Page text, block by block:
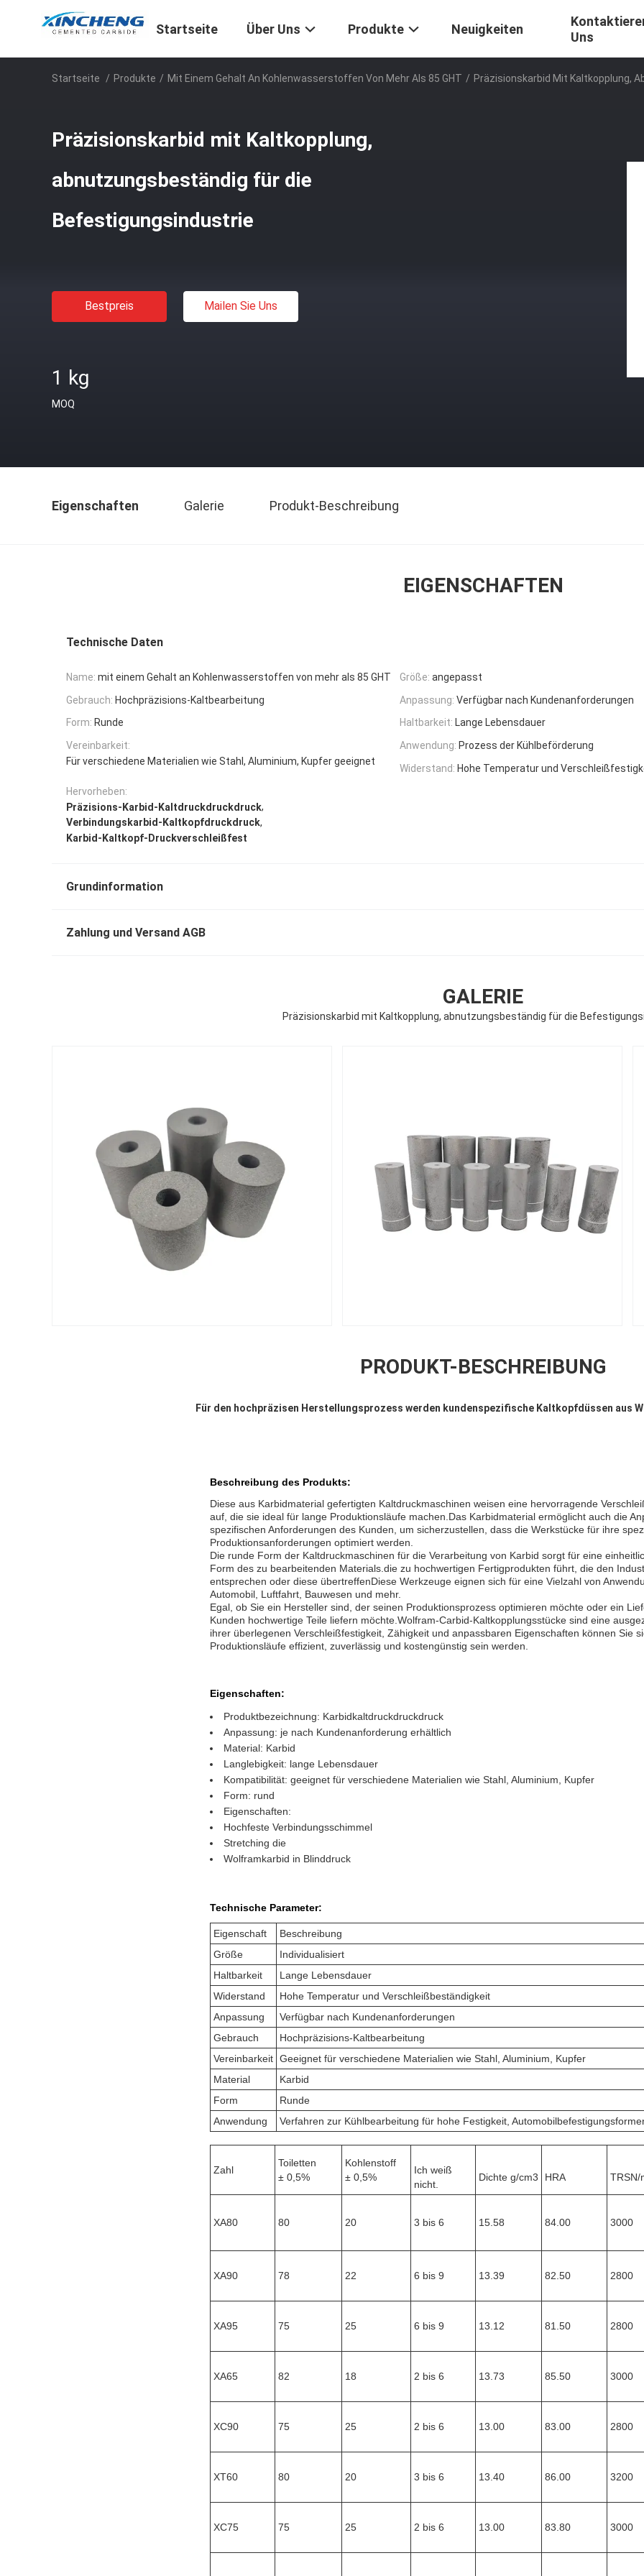
Startseite Über Uns Produkte Neuigkeiten
Uns
Startseite / Produkte / Mit Einem Gehalt An Kohlenwasserstoffen Von Mehr Als 85 GHT / Präzisionskarbid Mit Kaltkopplung,
Präzisionskarbid mit Kaltkopplung,
abnutzungsbeständig für die
Befestigungsindustrie
Bestpreis Mailen Sie Uns
1 kg
MOQ
Eigenschaften Galerie Produkt-Beschreibung
EIGENSCHAFTEN
Technische Daten
Name: mit einem Gehalt an Kohlenwasserstoffen von mehr als 85 GHT Größe: angepasst
Gebrauch: Hochpräzisions-Kaltbearbeitung Anpassung: Verfügbar nach Kundenanforderungen
Form: Runde Haltbarkeit: Lange Lebensdauer
Vereinbarkeit:
Für verschiedene Materialien wie Stahl, Aluminium, Kupfer geeignet
Anwendung: Prozess der Kühlbeförderung
Widerstand: Hohe Temperatur und
Hervorheben:
Präzisions-Karbid-Kaltdruckdruckdruck,
Verbindungskarbid-Kaltkopfdruckdruck,
Karbid-Kaltkopf-Druckverschleißfest
Grundinformation
Zahlung und Versand AGB
GALERIE
Präzisionskarbid mit Kaltkopplung, abnutzungsbeständig für die
PRODUKT-BESCHREIBUNG
Für den hochpräzisen Herstellungsprozess werden kundenspezifische Kaltkopfdüssen aus
Beschreibung des Produkts:
Diese aus Karbidmaterial gefertigten Kaltdruckmaschinen weisen eine hervorragende
auf, die sie ideal für lange Produktionsläufe machen.Das Karbidmaterial ermöglicht auch die
spezifischen Anforderungen des Kunden, um sicherzustellen, dass die Werkstücke für ihre
Produktionsanforderungen optimiert werden.
Die runde Form der Kaltdruckmaschinen für die Verarbeitung von Karbid sorgt für eine
Form des zu bearbeitenden Materials.die zu hochwertigen Fertigprodukten führt, die den
entsprechen oder diese übertreffenDiese Werkzeuge eignen sich für eine Vielzahl von
Automobil, Luftfahrt, Bauwesen und mehr.
Egal, ob Sie ein Hersteller sind, der seinen Produktionsprozess optimieren möchte oder ein
Kunden hochwertige Teile liefern möchte.Wolfram-Carbid-Kaltkopplungsstücke sind eine
ihrer überlegenen Verschleißfestigkeit, Zähigkeit und anpassbaren Eigenschaften können Sie
Produktionsläufe effizient, zuverlässig und kostengünstig sein werden.
Eigenschaften:
Produktbezeichnung: Karbidkaltdruckdruckdruck
Anpassung: je nach Kundenanforderung erhältlich
Material: Karbid
Langlebigkeit: lange Lebensdauer
Kompatibilität: geeignet für verschiedene Materialien wie Stahl, Aluminium, Kupfer
Form: rund
Eigenschaften:
Hochfeste Verbindungsschimmel
Stretching die
Wolframkarbid in Blinddruck
Technische Parameter:
Eigenschaft
Beschreibung
Größe
Individualisiert
Haltbarkeit
Lange Lebensdauer
Widerstand
Hohe Temperatur und Verschleißbeständigkeit
Anpassung
Verfügbar nach Kundenanforderungen
Gebrauch
Hochpräzisions-Kaltbearbeitung
Vereinbarkeit Geeignet für verschiedene Materialien wie Stahl, Aluminium, Kupfer
Material
Karbid
Form
Runde
Anwendung
Verfahren zur Kühlbearbeitung für hohe Festigkeit,
Zahl
Toiletten
± 0,5%
Kohlenstoff
± 0,5%
Ich weiß
nicht.
Dichte g/cm3 HRA TRSN/
XA80 80 20 3 bis 6 15.58 84.00 3000
XA90 78 22 6 bis 9 13.39 82.50 2800
XA95 75 25 6 bis 9 13.12 81.50 2800
XA65 82 18 2 bis 6 13.73 85.50 3000
XC90 75 25 2 bis 6 13.00 83.00 2800
XT60 80 20 3 bis 6 13.40 86.00 3200
XC75 75 25 2 bis 6 13.00 83.80 3000